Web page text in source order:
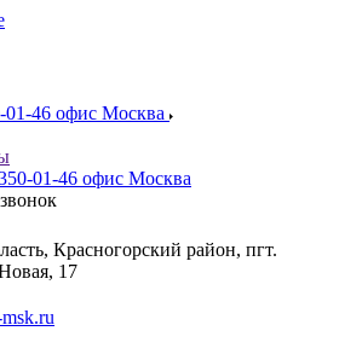
01-46 офис Москва
01-46 офис Москва
Красногорский район, пгт.
17